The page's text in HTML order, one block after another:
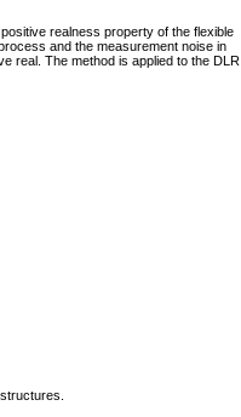
realness property of the flexible
and the measurement noise in
real. The method is applied to the DLR